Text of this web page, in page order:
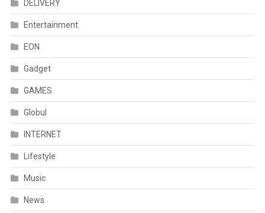
DELIVERY
Entertainment
EON
Gadget
GAMES
Globul
INTERNET
Lifestyle
Music
News